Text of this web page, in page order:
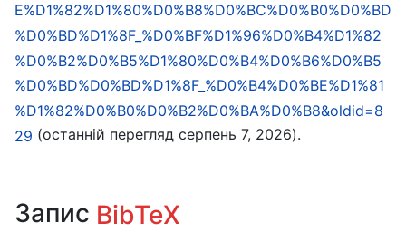
E%D1%82%D1%80%D0%B8%D0%BC%D0%B0%D0%BD
%D0%BD%D1%8F_%D0%BF%D1%96%D0%B4%D1%82
%D0%B2%D0%B5%D1%80%D0%B4%D0%B6%D0%B5
%D0%BD%D0%BD%D1%8F_%D0%B4%D0%BE%D1%81
%D1%82%D0%B0%D0%B2%D0%BA%D0%B8&oldid=8
29 (останній перегляд серпень 7, 2026).
Запис BibTeX